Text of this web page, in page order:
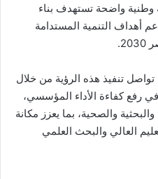
وطنية واضحة تستهدف بناء
أهداف التنمية المستدامة
تنفيذ هذه الرؤية من خلال
رفع كفاءة الأداء المؤسسي،
والصحية، بما يعزز مكانة
العالي والبحث العلمي